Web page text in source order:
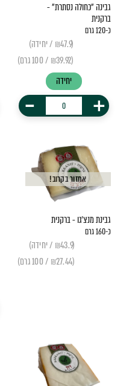
גבינה "כחולה נסתרת" -
ברקנית
כ-120 גרם
(₪47.9 / יחידה)
(₪39.92 / 100 גרם)
יחידה
+
-
אחזור בקרוב!
גבינת מנצ'גו - ברקנית
כ-160 גרם
(₪43.9 / יחידה)
(₪27.44 / 100 גרם)